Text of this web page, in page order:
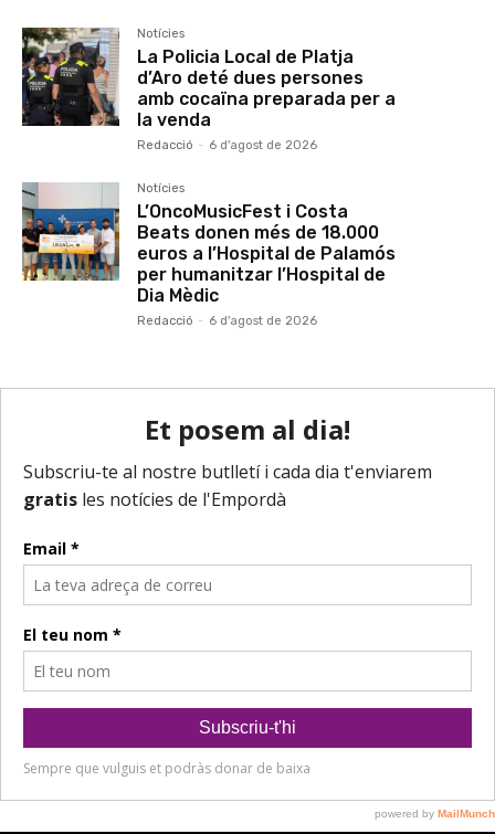
Notícies
La Policia Local de Platja
d’Aro deté dues persones
amb cocaïna preparada per a
la venda
Redacció - 6 d'agost de 2026
Notícies
L’OncoMusicFest i Costa
Beats donen més de 18.000
euros a l’Hospital de Palamós
per humanitzar l’Hospital de
Dia Mèdic
Redacció - 6 d'agost de 2026